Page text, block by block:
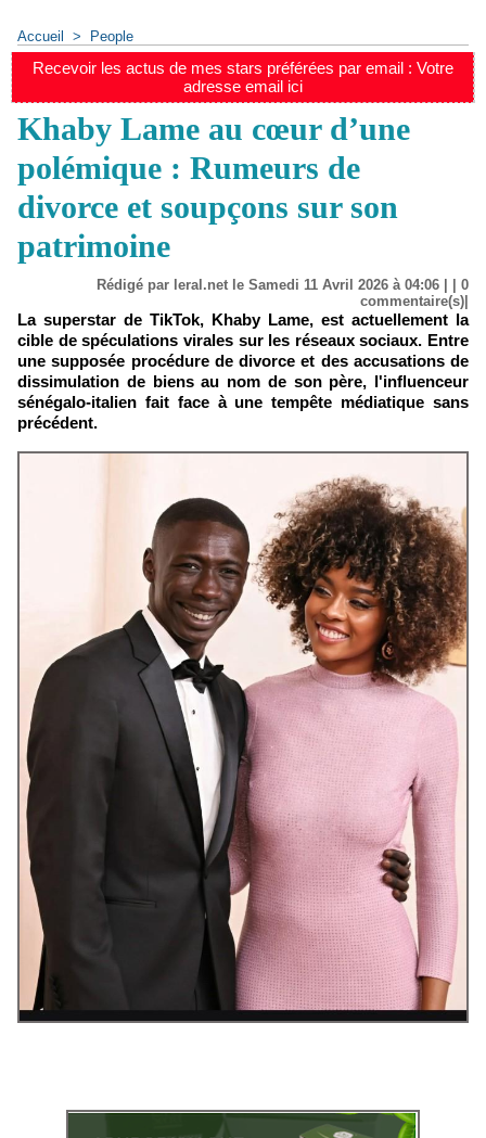
Accueil > People
Recevoir les actus de mes stars préférées par email : Votre
adresse email ici
Khaby Lame au cœur d’une
polémique : Rumeurs de
divorce et soupçons sur son
patrimoine
Rédigé par leral.net le Samedi 11 Avril 2026 à 04:06 | | 0
commentaire(s)|
La superstar de TikTok, Khaby Lame, est actuellement la
cible de spéculations virales sur les réseaux sociaux. Entre
une supposée procédure de divorce et des accusations de
dissimulation de biens au nom de son père, l'influenceur
sénégalo-italien fait face à une tempête médiatique sans
précédent.